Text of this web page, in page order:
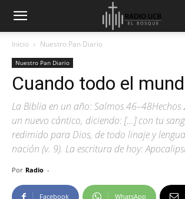
Inicio Nuestro Pan Diario
Nuestro Pan Diario
Cuando todo el
La Biblia en un año: Salmos
un nuevo cántico, diciendo: […] con tu
redimido para Dios, de todo linaje y
nación (v. 9). La escritura de hoy:
Por Radio -
Facebook WhatsApp